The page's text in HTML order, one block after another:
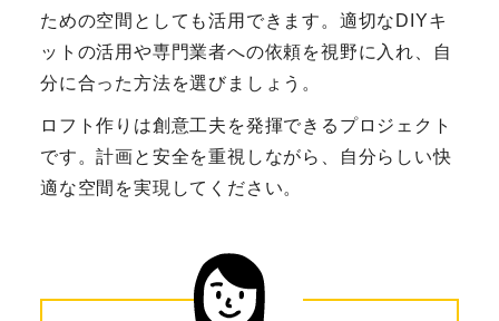
ための空間としても活用できます。適切なDIYキ
ットの活用や専門業者への依頼を視野に入れ、自
分に合った方法を選びましょう。
ロフト作りは創意工夫を発揮できるプロジェクト
です。計画と安全を重視しながら、自分らしい快
適な空間を実現してください。